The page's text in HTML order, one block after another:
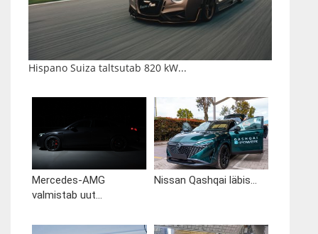
Hispano Suiza taltsutab 820 kW...
Mercedes-AMG
valmistab uut...
Nissan Qashqai läbis...